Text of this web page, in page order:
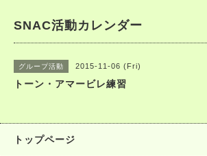
SNAC活動カレンダー
グループ活動 2015-11-06 (Fri)
トーン・アマービレ練習
トップページ